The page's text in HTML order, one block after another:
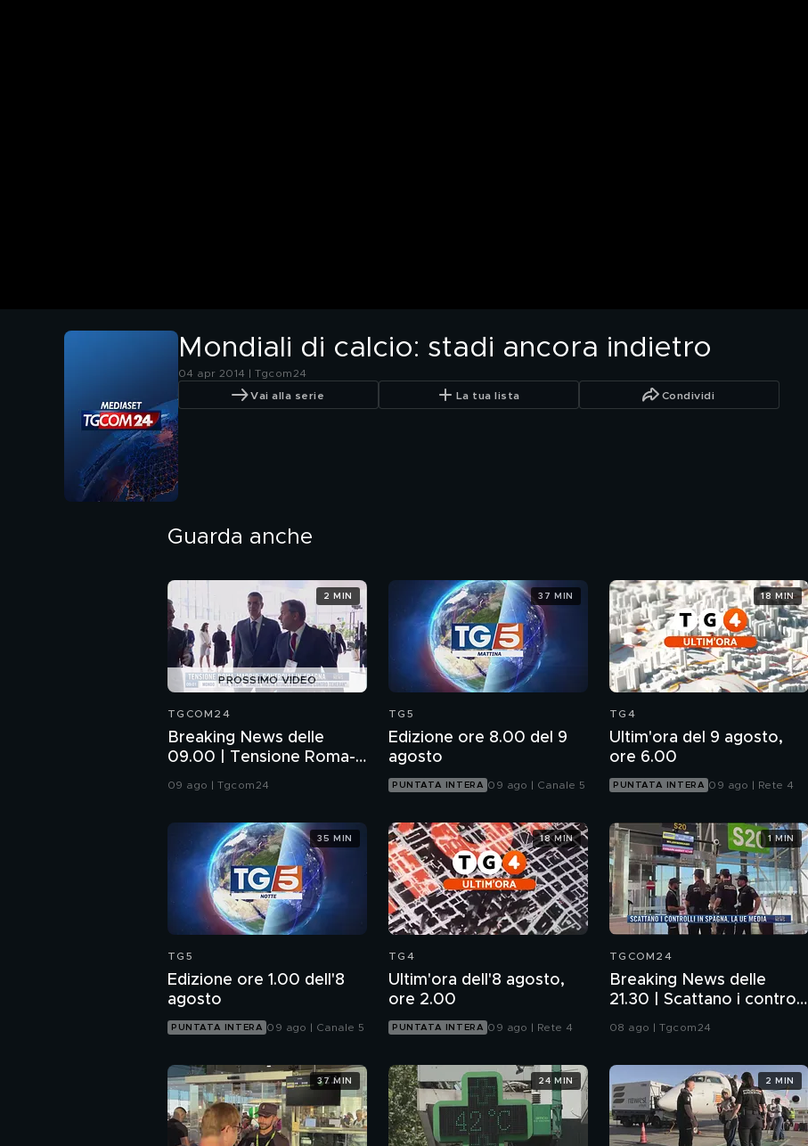
Mondiali di calcio: stadi ancora indietro
04 apr 2014 | Tgcom24
Vai alla serie La tua lista Condividi
Guarda anche
PROSSIMO VIDEO
TGCOM24
Breaking News delle
09.00 | Tensione Roma-
Madrid, controlli in
09 ago | Tgcom24
2 MIN
TG5
Edizione ore 8.00 del 9
agosto
PUNTATA INTERA 09 ago | Canale 5
37 MIN
TG4
Ultim'ora del 9 agosto,
ore 6.00
PUNTATA INTERA 09 ago | Rete 4
18 MIN
TG5
Edizione ore 1.00 dell'8
agosto
PUNTATA INTERA 09 ago | Canale 5
35 MIN
TG4
Ultim'ora dell'8 agosto,
ore 2.00
PUNTATA INTERA 09 ago | Rete 4
18 MIN
TGCOM24
Breaking News delle
21.30 | Scattano i controlli
in Spagna, la Ue media
08 ago | Tgcom24
1 MIN
37 MIN 24 MIN 2 MIN